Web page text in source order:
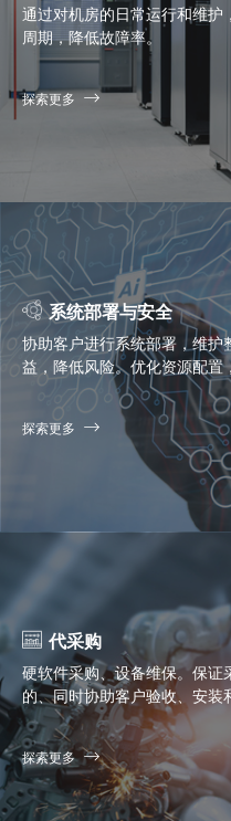
通过对机房的日常运行和维
周期，降低故障率。
探索更多
系统部署与安全
协助客户进行系统部署，维
益，降低风险。优化资源配置
探索更多
代采购
硬软件采购、设备维保。保
的、同时协助客户验收、安装
探索更多